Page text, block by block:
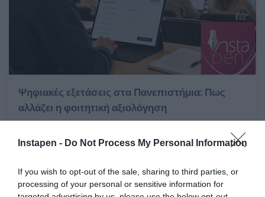
Instapen - Do Not Process My Personal Information
If you wish to opt-out of the sale, sharing to third parties, or
processing of your personal or sensitive information for
Ψηφιακές εξετάσεις στα Πανεπιστήμια: Πως
αλλάζει η φοιτητική αξιολόγηση